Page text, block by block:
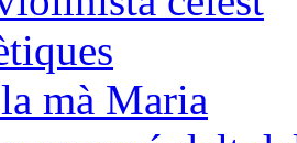
mà Maria